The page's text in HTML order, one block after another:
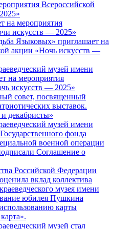
Всероссийской
на мероприятия
искусств — 2025»
Языковых» приглашает на
акции «Ночь искусств —
музей имени
на мероприятия
искусств — 2025»
совет, посвященный
выставок.
декабристы»
музей имени
фонда
военной операции
Соглашение о
Российской Федерации
вклад коллектива
музея имени
юбилея Пушкина
карты
музей стал